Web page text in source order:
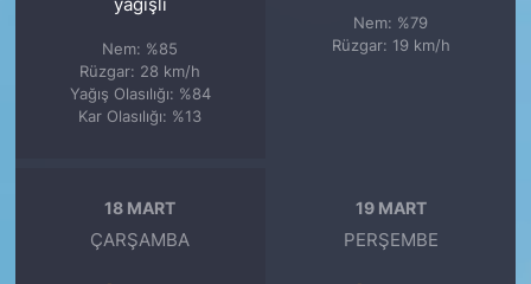
yağışlı
Nem: %85
Rüzgar: 28 km/h
Yağış Olasılığı: %84
Kar Olasılığı: %13
Nem: %79
Rüzgar: 19 km/h
18 MART
ÇARŞAMBA
19 MART
PERŞEMBE